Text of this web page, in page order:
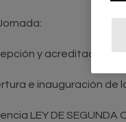
y acreditación
e inauguración de
LEY DE